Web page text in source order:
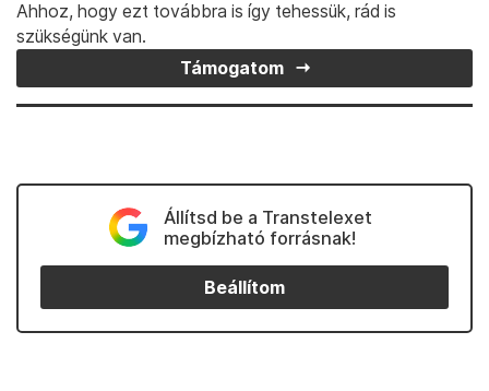
Ahhoz, hogy ezt továbbra is így tehessük, rád is
szükségünk van.
Támogatom
Állítsd be a Transtelexet
megbízható forrásnak!
Beállítom